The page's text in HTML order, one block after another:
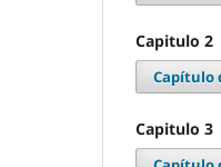
Capitulo 2
Capítulo
Capitulo 3